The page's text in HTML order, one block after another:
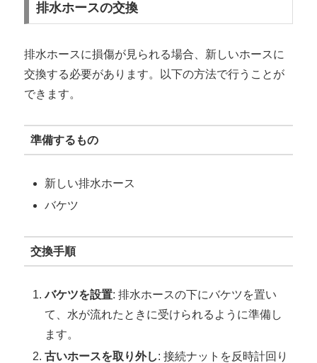
排水ホースの交換
排水ホースに損傷が見られる場合、新しいホースに
交換する必要があります。以下の方法で行うことが
できます。
準備するもの
新しい排水ホース
バケツ
交換手順
バケツを設置: 排水ホースの下にバケツを置い
て、水が流れたときに受けられるように準備し
ます。
古いホースを取り外し: 接続ナットを反時計回り